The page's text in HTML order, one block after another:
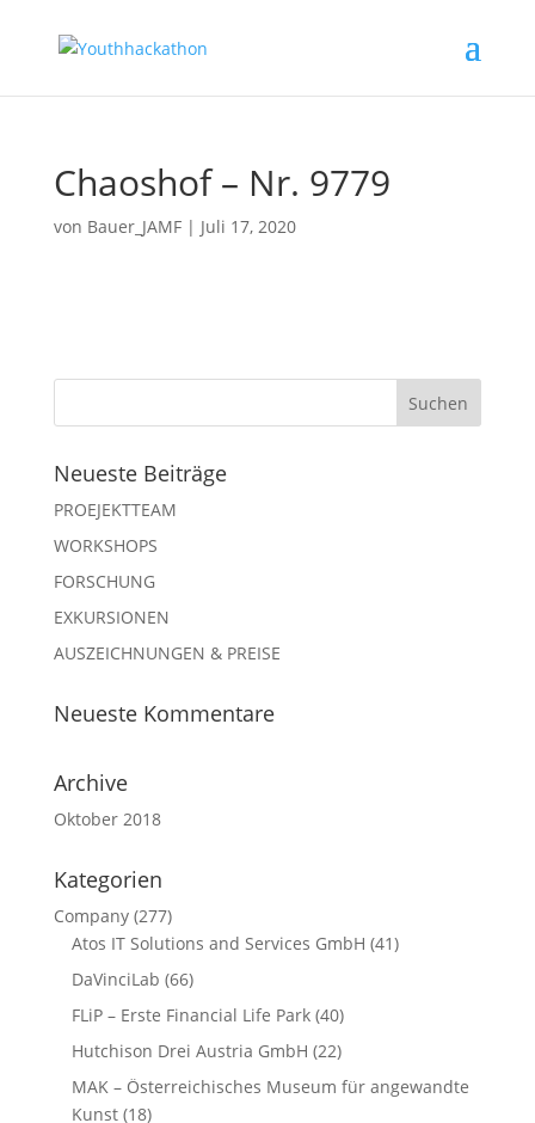
Chaoshof – Nr. 9779
von Bauer_JAMF| Juli 17, 2020
Neueste Beiträge
PROEJEKTTEAM
WORKSHOPS
FORSCHUNG
EXKURSIONEN
AUSZEICHNUNGEN & PREISE
Neueste Kommentare
Archive
Oktober 2018
Kategorien
Company(277)
Atos IT Solutions and Services GmbH (41)
DaVinciLab (66)
FLiP – Erste Financial Life Park(40)
Hutchison Drei Austria GmbH (22)
MAK – Österreichisches Museum für angewandte
Kunst(18)